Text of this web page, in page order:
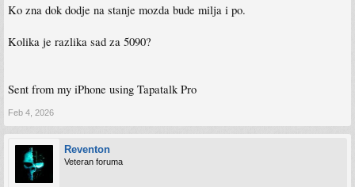
Ko zna dok dodje na stanje mozda bude milja i po.
Kolika je razlika sad za 5090?
Sent from my iPhone using Tapatalk Pro
Feb 4, 2026
Reventon
Veteran foruma